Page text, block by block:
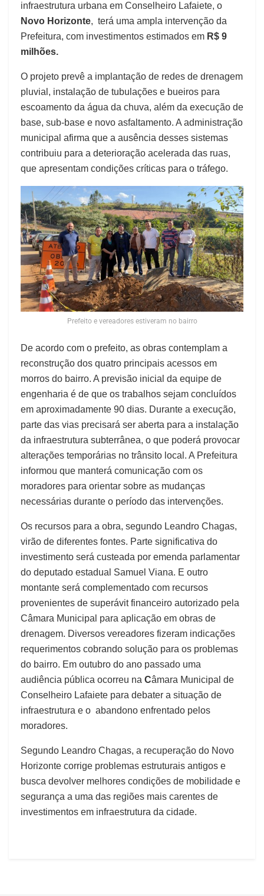
infraestrutura urbana em Conselheiro Lafaiete, o
Novo Horizonte, terá uma ampla intervenção da
Prefeitura, com investimentos estimados em R$ 9
milhões.
O projeto prevê a implantação de redes de drenagem
pluvial, instalação de tubulações e bueiros para
escoamento da água da chuva, além da execução de
base, sub-base e novo asfaltamento. A administração
municipal afirma que a ausência desses sistemas
contribuiu para a deterioração acelerada das ruas,
que apresentam condições críticas para o tráfego.
Prefeito e vereadores estiveram no bairro
De acordo com o prefeito, as obras contemplam a
reconstrução dos quatro principais acessos em
morros do bairro. A previsão inicial da equipe de
engenharia é de que os trabalhos sejam concluídos
em aproximadamente 90 dias. Durante a execução,
parte das vias precisará ser aberta para a instalação
da infraestrutura subterrânea, o que poderá provocar
alterações temporárias no trânsito local. A Prefeitura
informou que manterá comunicação com os
moradores para orientar sobre as mudanças
necessárias durante o período das intervenções.
Os recursos para a obra, segundo Leandro Chagas,
virão de diferentes fontes. Parte significativa do
investimento será custeada por emenda parlamentar
do deputado estadual Samuel Viana. E outro
montante será complementado com recursos
provenientes de superávit financeiro autorizado pela
Câmara Municipal para aplicação em obras de
drenagem. Diversos vereadores fizeram indicações
requerimentos cobrando solução para os problemas
do bairro. Em outubro do ano passado uma
audiência pública ocorreu na Câmara Municipal de
Conselheiro Lafaiete para debater a situação de
infraestrutura e o abandono enfrentado pelos
moradores.
Segundo Leandro Chagas, a recuperação do Novo
Horizonte corrige problemas estruturais antigos e
busca devolver melhores condições de mobilidade e
segurança a uma das regiões mais carentes de
investimentos em infraestrutura da cidade.